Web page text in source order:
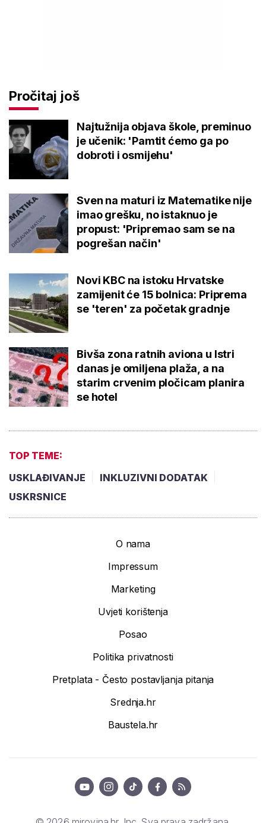
Pročitaj još
Najtužnija objava škole, preminuo
je učenik: 'Pamtit ćemo ga po
dobroti i osmijehu'
Sven na maturi iz Matematike nije
imao grešku, no istaknuo je
propust: 'Pripremao sam se na
pogrešan način'
Novi KBC na istoku Hrvatske
zamijenit će 15 bolnica: Priprema
se 'teren' za početak gradnje
Bivša zona ratnih aviona u Istri
danas je omiljena plaža, a na
starim crvenim pločicam planira
se hotel
TOP TEME:
USKLAĐIVANJE
INKLUZIVNI DODATAK
USKRSNICE
O nama
Impressum
Marketing
Uvjeti korištenja
Posao
Politika privatnosti
Pretplata - Često postavljanja pitanja
Srednja.hr
Baustela.hr